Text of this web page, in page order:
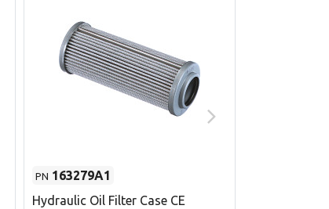
PN 163279A1
Hydraulic Oil Filter Case CE